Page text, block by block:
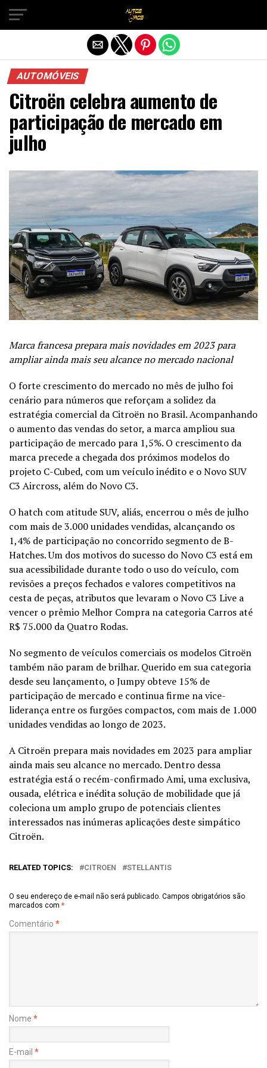
AUTOMÓVEIS
Citroën celebra aumento de
participação de mercado em
julho
Marca francesa prepara mais novidades em 2023 para
ampliar ainda mais seu alcance no mercado nacional
O forte crescimento do mercado no mês de julho foi
cenário para números que reforçam a solidez da
estratégia comercial da Citroën no Brasil. Acompanhando
o aumento das vendas do setor, a marca ampliou sua
participação de mercado para 1,5%. O crescimento da
marca precede a chegada dos próximos modelos do
projeto C-Cubed, com um veículo inédito e o Novo SUV
C3 Aircross, além do Novo C3.
O hatch com atitude SUV, aliás, encerrou o mês de julho
com mais de 3.000 unidades vendidas, alcançando os
1,4% de participação no concorrido segmento de B-
Hatches. Um dos motivos do sucesso do Novo C3 está em
sua acessibilidade durante todo o uso do veículo, com
revisões a preços fechados e valores competitivos na
cesta de peças, atributos que levaram o Novo C3 Live a
vencer o prêmio Melhor Compra na categoria Carros até
R$ 75.000 da Quatro Rodas.
No segmento de veículos comerciais os modelos Citroën
também não param de brilhar. Querido em sua categoria
desde seu lançamento, o Jumpy obteve 15% de
participação de mercado e continua firme na vice-
liderança entre os furgões compactos, com mais de 1.000
unidades vendidas ao longo de 2023.
A Citroën prepara mais novidades em 2023 para ampliar
ainda mais seu alcance no mercado. Dentro dessa
estratégia está o recém-confirmado Ami, uma exclusiva,
ousada, elétrica e inédita solução de mobilidade que já
coleciona um amplo grupo de potenciais clientes
interessados nas inúmeras aplicações deste simpático
Citroën.
RELATED TOPICS: CITROEN STELLANTIS
O seu endereço de e-mail não será publicado. Campos obrigatórios são
marcados com *
Comentário *
Nome *
E-mail *
Sair da versão mobile